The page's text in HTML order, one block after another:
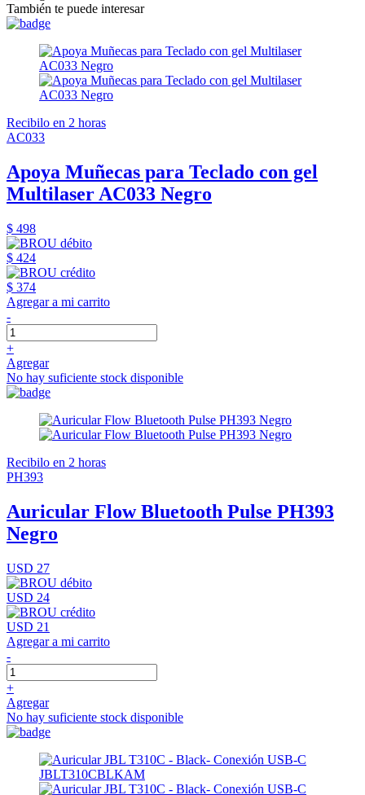
También te puede interesar
Recibilo en 2 horas
AC033
Apoya Muñecas para Teclado con gel
Multilaser AC033 Negro
$ 498
$ 424
$ 374
Agregar a mi carrito
-
+
Agregar
No hay suficiente stock disponible
Recibilo en 2 horas
PH393
Auricular Flow Bluetooth Pulse PH393
Negro
USD 27
USD 24
USD 21
Agregar a mi carrito
-
+
Agregar
No hay suficiente stock disponible